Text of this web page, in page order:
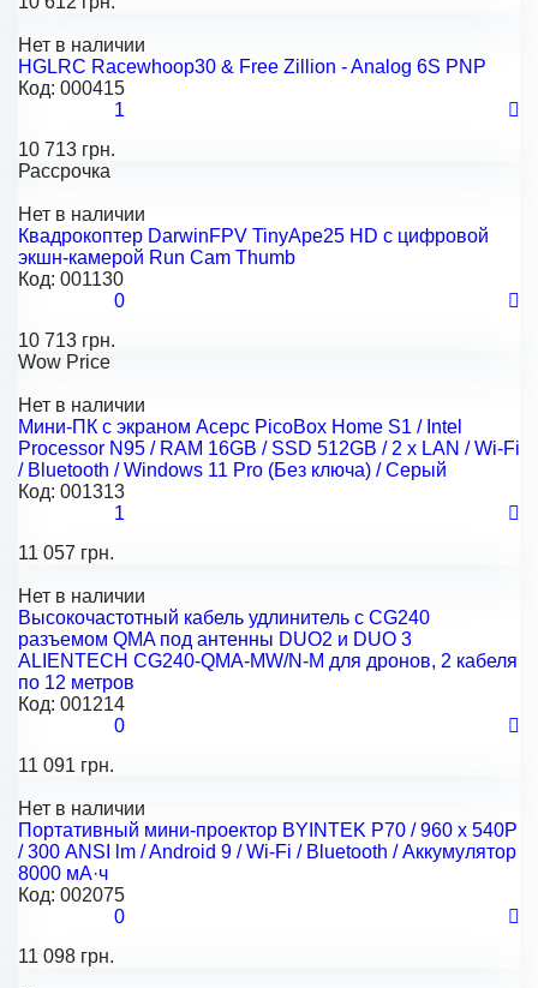
Нет в наличии
HGLRC Racewhoop30 & Free Zillion - Analog 6S PNP
Код: 000415
1
10 713 грн.
Рассрочка
Нет в наличии
Квадрокоптер DarwinFPV TinyApe25 HD с цифровой
экшн-камерой Run Cam Thumb
Код: 001130
0
10 713 грн.
Wow Price
Нет в наличии
Мини-ПК с экраном Acepc PicoBox Home S1 / Intel
Processor N95 / RAM 16GB / SSD 512GB / 2 x LAN / Wi-Fi
/ Bluetooth / Windows 11 Pro (Без ключа) / Серый
Код: 001313
1
11 057 грн.
Нет в наличии
Высокочастотный кабель удлинитель с CG240
разъемом QMA под антенны DUO2 и DUO 3
ALIENTECH CG240-QMA-MW/N-M для дронов, 2 кабеля
по 12 метров
Код: 001214
0
11 091 грн.
Нет в наличии
Портативный мини-проектор BYINTEK P70 / 960 х 540Р
/ 300 ANSI lm / Android 9 / Wi-Fi / Bluetooth / Аккумулятор
8000 мА·ч
Код: 002075
0
11 098 грн.